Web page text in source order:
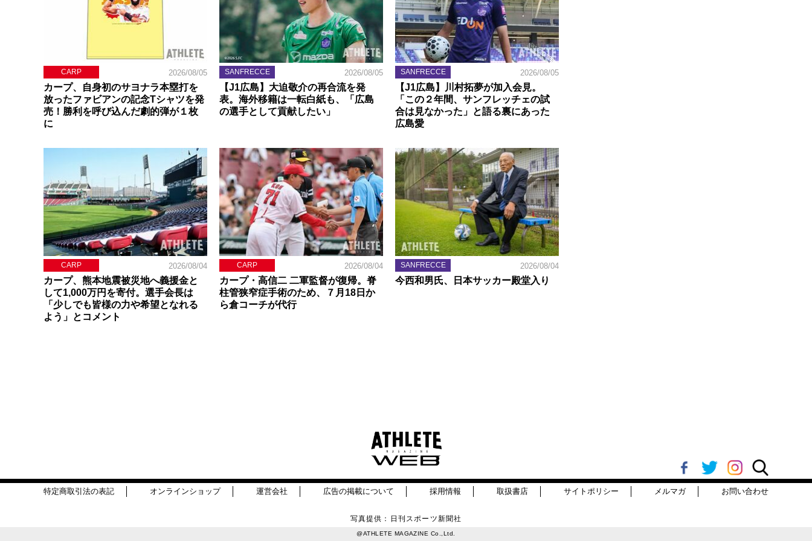
CARP 2026/08/05
カープ、自身初のサヨナラ本塁打を
放ったファビアンの記念Tシャツを発
売！勝利を呼び込んだ劇的弾が１枚
に
SANFRECCE 2026/08/05
【J1広島】大迫敬介の再合流を発
表。海外移籍は一転白紙も、「広島
の選手として貢献したい」
SANFRECCE 2026/08/05
【J1広島】川村拓夢が加入会見。
「この２年間、サンフレッチェの試
合は見なかった」と語る裏にあった
広島愛
CARP 2026/08/04
カープ、熊本地震被災地へ義援金と
して1,000万円を寄付。選手会長は
「少しでも皆様の力や希望となれる
よう」とコメント
CARP 2026/08/04
カープ・高信二 二軍監督が復帰。脊
柱管狭窄症手術のため、７月18日か
ら倉コーチが代行
SANFRECCE 2026/08/04
今西和男氏、日本サッカー殿堂入り
特定商取引法の表記 オンラインショップ 運営会社 広告の掲載について 採用情報 取扱書店 サイトポリシー メルマガ お問い合わせ
写真提供：日刊スポーツ新聞社
@ATHLETE MAGAZINE Co.,Ltd.